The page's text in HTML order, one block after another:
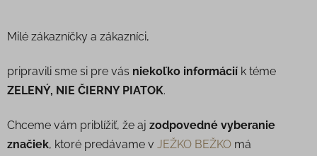
Milé zákazníčky a zákazníci,
pripravili sme si pre vás niekoľko informácií k téme
ZELENÝ, NIE ČIERNY PIATOK.
Chceme vám priblížiť, že aj zodpovedné vyberanie
značiek, ktoré predávame v JEŽKO BEŽKO má